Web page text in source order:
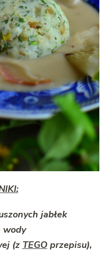
jabłek
wody
(z TEGOprzepisu),